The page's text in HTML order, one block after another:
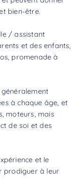
bien-être.
/ assistant
et des enfants,
promenade à
généralement
à chaque âge, et
moteurs, mais
de soi et des
et le
prodiguer à leur